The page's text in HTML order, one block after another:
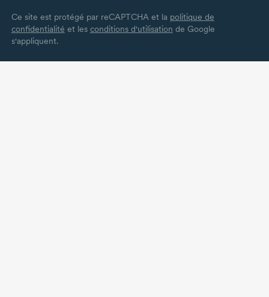
Ce site est protégé par reCAPTCHA et la politique de
confidentialité et les conditions d'utilisation de Google
s'appliquent.